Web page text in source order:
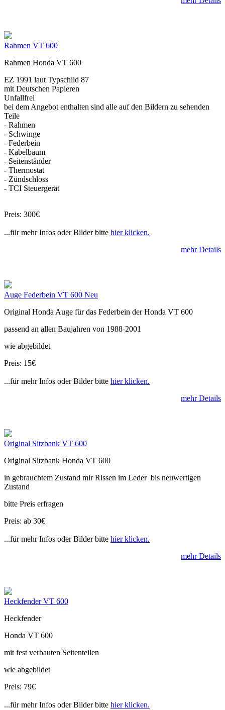
Rahmen VT 600
Rahmen Honda VT 600
EZ 1991 laut Typschild 87
mit Deutschen Papieren
Unfallfrei
bei dem Angebot enthalten sind alle auf den Bildern zu sehenden
Teile
- Rahmen
- Schwinge
- Federbein
- Kabelbaum
- Seitenständer
- Thermostat
- Zündschloss
- TCI Steuergerät
Preis: 300€
...für mehr Infos oder Bilder bitte hier klicken.
mehr Details
Auge Federbein VT 600 Neu
Original Honda Auge für das Federbein der Honda VT 600
passend an allen Baujahren von 1988-2001
wie abgebildet
Preis: 15€
...für mehr Infos oder Bilder bitte hier klicken.
mehr Details
Original Sitzbank VT 600
Original Sitzbank Honda VT 600
in gebrauchtem Zustand mir Rissen im Leder bis neuwertigen
Zustand
bitte Preis erfragen
Preis: ab 30€
...für mehr Infos oder Bilder bitte hier klicken.
mehr Details
Heckfender VT 600
Heckfender
Honda VT 600
mit fest verbauten Seitenteilen
wie abgebildet
Preis: 79€
...für mehr Infos oder Bilder bitte hier klicken.